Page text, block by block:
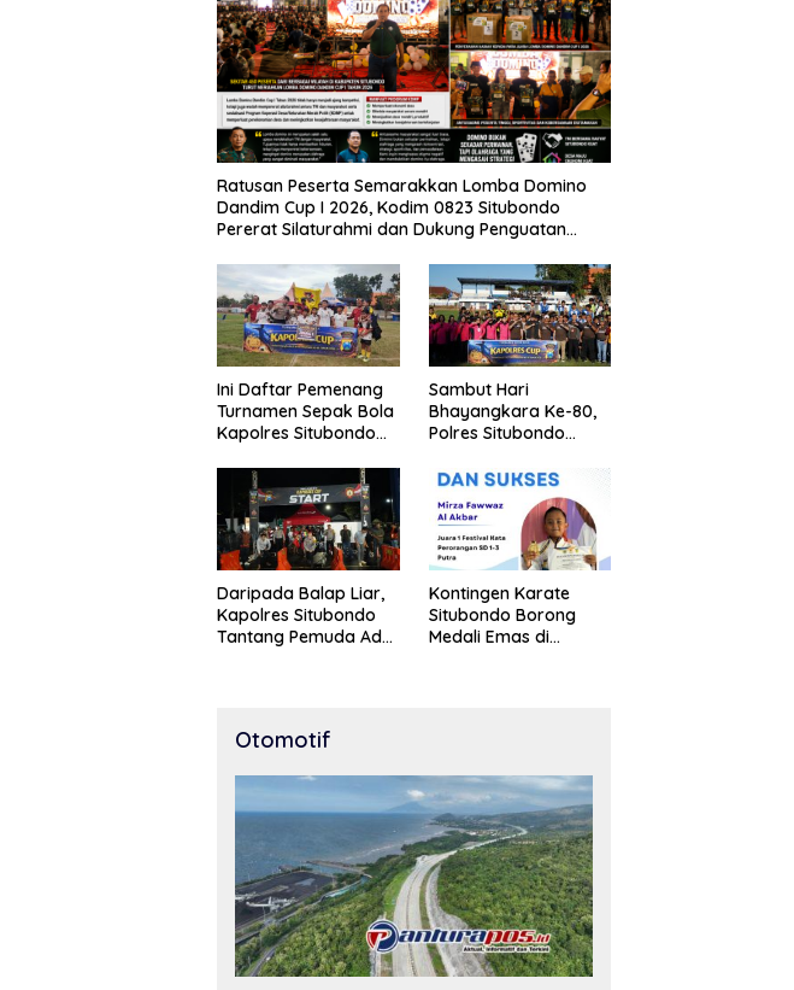
Ratusan Peserta Semarakkan Lomba Domino
Dandim Cup I 2026, Kodim 0823 Situbondo
Pererat Silaturahmi dan Dukung Penguatan
Ini Daftar Pemenang
Turnamen Sepak Bola
Kapolres Situbondo
Kelompok Umur 10
Tahun
Sambut Hari
Bhayangkara Ke-80,
Polres Situbondo
Sepak Bola Kapolres
Cup 2026
Daripada Balap Liar,
Kapolres Situbondo
Tantang Pemuda Adu
Kontingen Karate
Situbondo Borong
Medali Emas di
Otomotif